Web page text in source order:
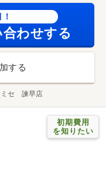
わせする
する
ミセ 諫早店
初期費用
を知りたい